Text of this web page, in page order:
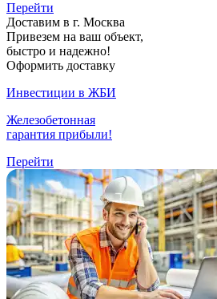
Перейти
Доставим в г. Москва
Привезем на ваш объект,
быстро и надежно!
Оформить доставку
Инвестиции в ЖБИ
Железобетонная
гарантия прибыли!
Перейти